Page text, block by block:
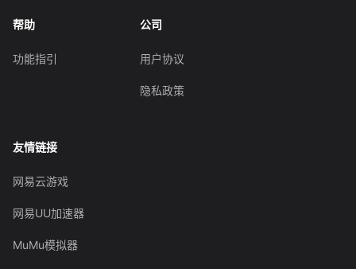
帮助
功能指引
公司
用户协议
隐私政策
友情链接
网易云游戏
网易UU加速器
MuMu模拟器